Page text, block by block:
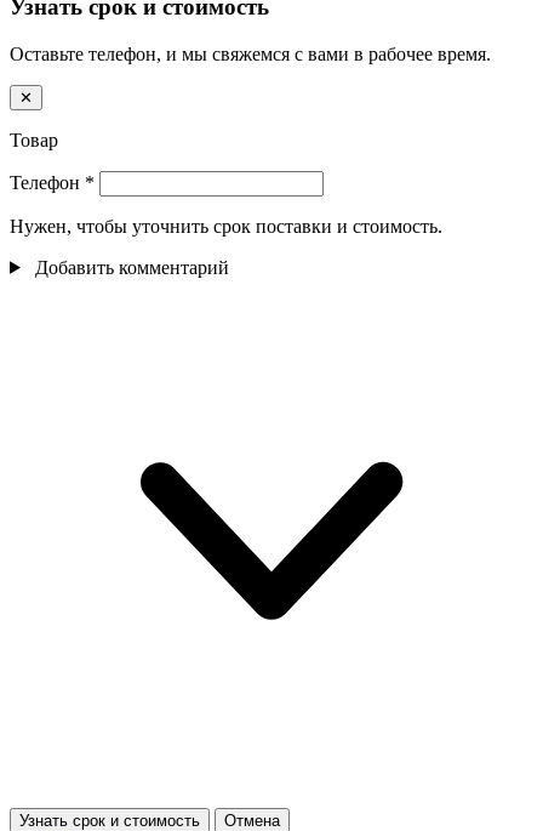
Узнать срок и стоимость
Оставьте телефон, и мы свяжемся с вами в рабочее время.
✕
Товар
Телефон *
Нужен, чтобы уточнить срок поставки и стоимость.
Добавить комментарий
Узнать срок и стоимость Отмена